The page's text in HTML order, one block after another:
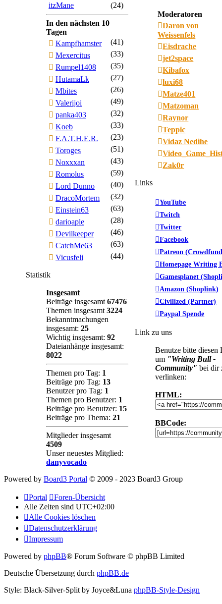
itzMane
(24)
In den nächsten 10
Tagen
Kampfhamster
(41)
Mexercitus
(33)
Rumpel1408
(35)
HutamaLk
(27)
Mbites
(26)
Valerijoi
(49)
panka403
(32)
Koeb
(33)
F.A.T.H.E.R.
(23)
Toroges
(51)
Noxxxan
(43)
Romolus
(59)
Lord Dunno
(40)
DracoMortem
(32)
Einstein63
(63)
darioaple
(28)
Devilkeeper
(46)
CatchMe63
(63)
Vicusfeli
(44)
Statistik
Insgesamt
Beiträge insgesamt 67476
Themen insgesamt 3224
Bekanntmachungen
insgesamt: 25
Wichtig insgesamt: 92
Dateianhänge insgesamt:
8022
Themen pro Tag: 1
Beiträge pro Tag: 13
Benutzer pro Tag: 1
Themen pro Benutzer: 1
Beiträge pro Benutzer: 15
Beiträge pro Thema: 21
Mitglieder insgesamt
4509
Unser neuestes Mitglied:
danyvocado
Moderatoren
Daron von
Weissenfels
Eisdrache
jet2space
Kibafox
luxi68
Matze401
Matzoman
Raynor
Teppic
Vidaz Nedihe
Zak0r
Links
YouTube
Twitch
Twitter
Facebook
Patreon
Homepage Writing
Gamesplanet
Amazon (Shoplink)
Civilized (Partner)
Paypal Spende
Link zu uns
Benutze bitte diesen
um "Writing Bull -
Community" bei dir
verlinken:
HTML:
BBCode:
Powered by Board3 Portal © 2009 - 2023 Board3 Group
Portal
Foren-Übersicht
Alle Zeiten sind UTC+02:00
Alle Cookies löschen
Datenschutzerklärung
Impressum
Powered by phpBB® Forum Software © phpBB Limited
Deutsche Übersetzung durch phpBB.de
Style: Black-Silver-Split by Joyce&Luna phpBB-Style-Design